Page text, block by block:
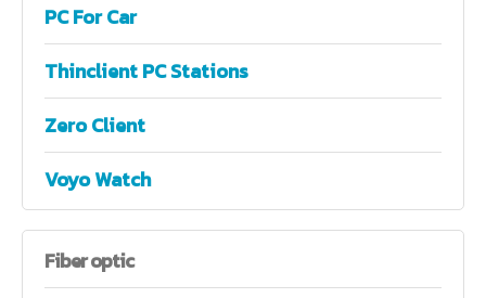
PC For Car
Thinclient PC Stations
Zero Client
Voyo Watch
Fiberoptic